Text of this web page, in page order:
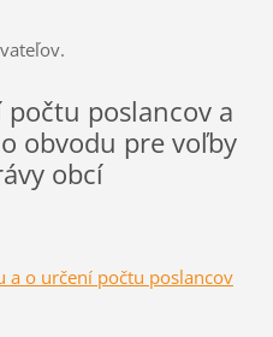
poslancov a
obvodu pre voľby
obcí
a o určení počtu poslancov